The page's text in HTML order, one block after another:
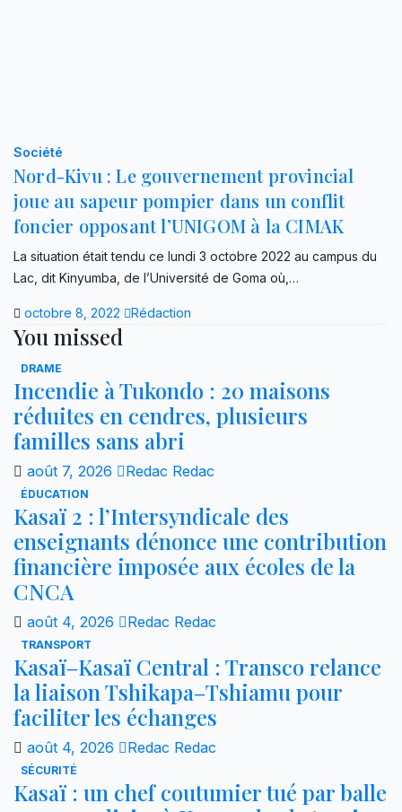
Société
Nord-Kivu : Le gouvernement provincial
joue au sapeur pompier dans un conflit
foncier opposant l’UNIGOM à la CIMAK
La situation était tendu ce lundi 3 octobre 2022 au campus du
Lac, dit Kinyumba, de l’Université de Goma où,…
octobre 8, 2022 Rédaction
You missed
DRAME
Incendie à Tukondo : 20 maisons
réduites en cendres, plusieurs
familles sans abri
août 7, 2026 Redac Redac
ÉDUCATION
Kasaï 2 : l’Intersyndicale des
enseignants dénonce une contribution
financière imposée aux écoles de la
CNCA
août 4, 2026 Redac Redac
TRANSPORT
Kasaï–Kasaï Central : Transco relance
la liaison Tshikapa–Tshiamu pour
faciliter les échanges
août 4, 2026 Redac Redac
SÉCURITÉ
Kasaï : un chef coutumier tué par balle